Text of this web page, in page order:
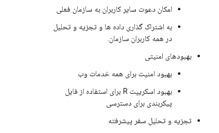
امکان دعوت سایر کاربران به سازمان فعلی
به اشتراک گذاری داده ها و تجزیه و تحلیل
در همه کاربران سازمان.
بهبودهای امنیتی
بهبود امنیت برای همه خدمات وب
بهبود اسکریپت R برای استفاده از فایل
پیکربندی برای دسترسی
تجزیه و تحلیل سفر پیشرفته